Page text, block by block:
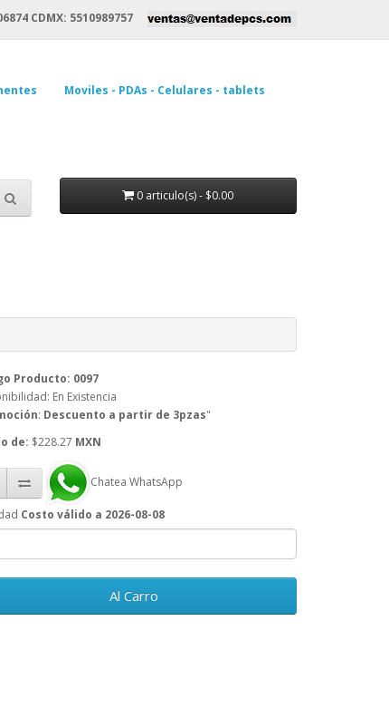
CDMX: 5510989757
Moviles - PDAs - Celulares - tablets
0 articulo(s) - $0.00
Producto: 0097
En Existencia
: Descuento a partir de 3pzas"
de: $228.27 MXN
Chatea WhatsApp
Costo válido a 2026-08-08
Al Carro